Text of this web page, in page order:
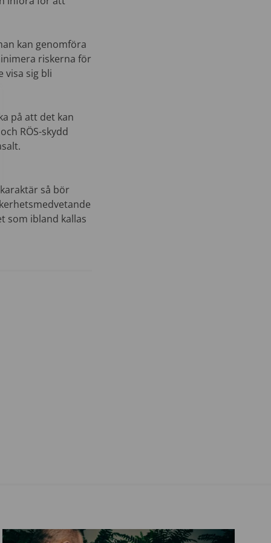
kan genomföra
riskerna för
visa sig bli
på att det kan
RÖS-skydd
så bör
som ibland kallas